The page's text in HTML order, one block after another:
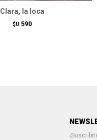
Clara, la loca
$U 590